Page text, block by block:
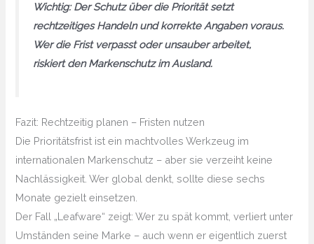
Wichtig: Der Schutz über die Priorität setzt
rechtzeitiges Handelnundkorrekte Angabenvoraus.
Wer die Frist verpasst oder unsauber arbeitet,
riskiert den Markenschutz im Ausland.
Fazit: Rechtzeitig planen – Fristen nutzen
Die Prioritätsfrist ist ein machtvolles Werkzeug im
internationalen Markenschutz – aber sie verzeiht keine
Nachlässigkeit. Wer global denkt, sollte diese sechs
Monate gezielt einsetzen.
Der Fall „Leafware“ zeigt: Wer zu spät kommt, verliert unter
Umständen seine Marke – auch wenn er eigentlich zuerst